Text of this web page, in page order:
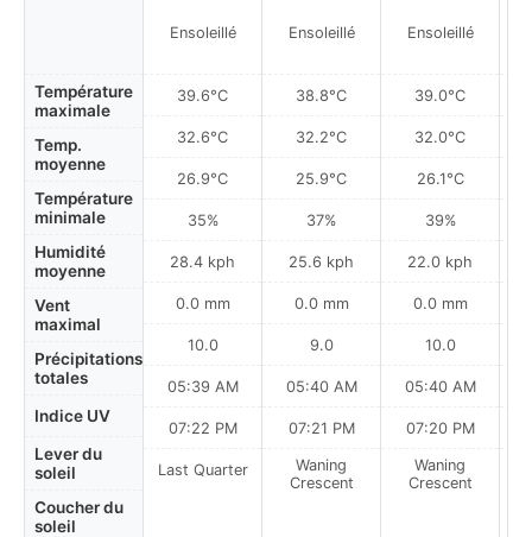
Température
maximale
Temp.
moyenne
Température
minimale
Humidité
moyenne
Vent
maximal
Précipitations
totales
Indice UV
Lever du
soleil
Coucher du
soleil
Ensoleillé
39.6°C
32.6°C
26.9°C
35%
28.4 kph
0.0 mm
10.0
05:39 AM
07:22 PM
Last Quarter
Ensoleillé
38.8°C
32.2°C
25.9°C
37%
25.6 kph
0.0 mm
9.0
05:40 AM
07:21 PM
Waning
Crescent
Ensoleillé
39.0°C
32.0°C
26.1°C
39%
22.0 kph
0.0 mm
10.0
05:40 AM
07:20 PM
Waning
Crescent